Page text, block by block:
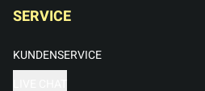
SERVICE
KUNDENSERVICE